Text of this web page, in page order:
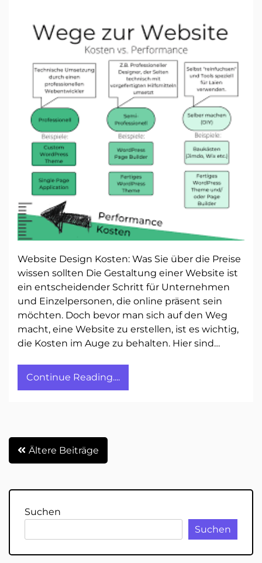
Website Design Kosten: Was Sie über die Preise
wissen sollten Die Gestaltung einer Website ist
ein entscheidender Schritt für Unternehmen
und Einzelpersonen, die online präsent sein
möchten. Doch bevor man sich auf den Weg
macht, eine Website zu erstellen, ist es wichtig,
die Kosten im Auge zu behalten. Hier sind…
Continue Reading....
Beitragsnavigation
Ältere Beiträge
Suchen
Suchen